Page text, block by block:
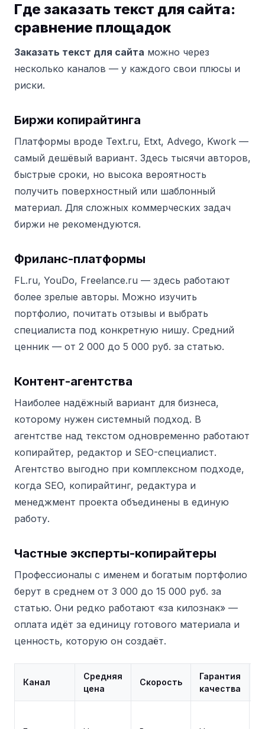
Где заказать текст для сайта:
сравнение площадок
Заказать текст для сайта можно через
несколько каналов — у каждого свои плюсы и
риски.
Биржи копирайтинга
Платформы вроде Text.ru, Etxt, Advego, Kwork —
самый дешёвый вариант. Здесь тысячи авторов,
быстрые сроки, но высока вероятность
получить поверхностный или шаблонный
материал. Для сложных коммерческих задач
биржи не рекомендуются.
Фриланс-платформы
FL.ru, YouDo, Freelance.ru — здесь работают
более зрелые авторы. Можно изучить
портфолио, почитать отзывы и выбрать
специалиста под конкретную нишу. Средний
ценник — от 2 000 до 5 000 руб. за статью.
Контент-агентства
Наиболее надёжный вариант для бизнеса,
которому нужен системный подход. В
агентстве над текстом одновременно работают
копирайтер, редактор и SEO-специалист.
Агентство выгодно при комплексном подходе,
когда SEO, копирайтинг, редактура и
менеджмент проекта объединены в единую
работу.
Частные эксперты-копирайтеры
Профессионалы с именем и богатым портфолио
берут в среднем от 3 000 до 15 000 руб. за
статью. Они редко работают «за килознак» —
оплата идёт за единицу готового материала и
ценность, которую он создаёт.
Канал
Средняя
цена
Скорость
Гарантия
качества